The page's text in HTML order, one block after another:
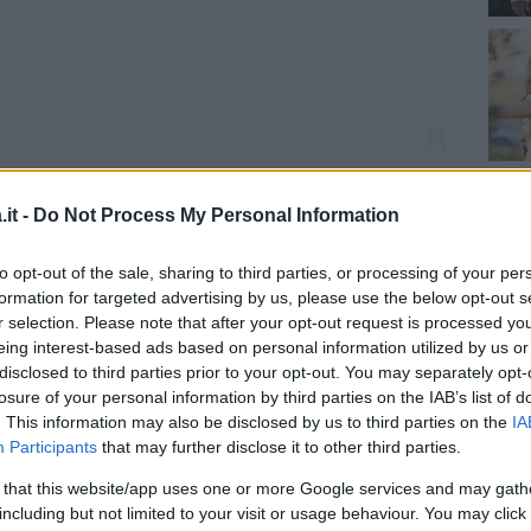
- Do Not Process My Personal Information
opt-out of the sale, sharing to third parties, or processing of your
for targeted advertising by us, please use the below opt-out
selection. Please note that after your opt-out request is processed
interest-based ads based on personal information utilized by us
to third parties prior to your opt-out. You may separately
of your personal information by third parties on the IAB’s list of
This information may also be disclosed by us to third parties on the
Participants that may further disclose it to other third parties.
that this website/app uses one or more Google services and may
but not limited to your visit or usage behaviour. You may
Happy birthday, baby!
complici e molto affiatati nonostante i
didascalia della foto Obama ha approfittato
alla moglie : “
In every scene, you are
birthday, baby!“, ovvero “In ogni scena
baby“. Un messaggio dolcissimo che ha
che lo scatto ha raggiunto quasi isette
dei migliaia di commenti di personaggi